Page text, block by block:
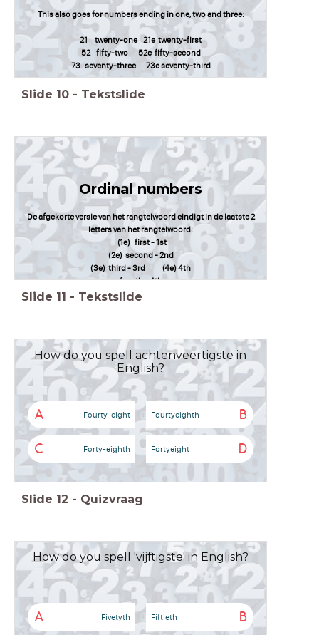
This also goes for numbers ending in one, two and three:
21 twenty-one 21e twenty-first
52 fifty-two 52e fifty-second
73 seventy-three 73e seventy-third
Slide 10 - Tekstslide
Ordinal numbers
De afgekorte versie van het rangtelwoord eindigt in de laatste 2
letters van het rangtelwoord:
(1e) first - 1st
(2e) second - 2nd
(3e) third - 3rd (4e) 4th
fourth - 4th
Slide 11 - Tekstslide
How do you spell achtenveertigste in
English?
A Fourty-eight B
Fourtyeighth
C Forty-eighth D
Fortyeight
Slide 12 - Quizvraag
How do you spell 'vijftigste' in English?
A Fivetyth B
Fiftieth